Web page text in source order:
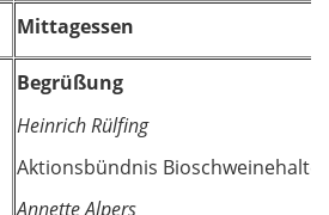
Mittagessen
Begrüßung
Heinrich Rülfing
Aktionsbündnis
Annette Alpers